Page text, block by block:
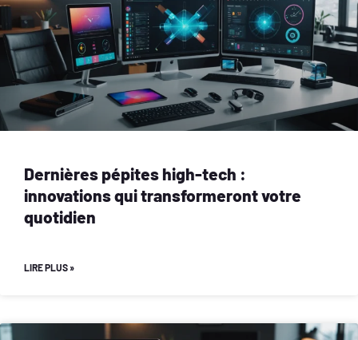
Dernières pépites high-tech :
innovations qui transformeront votre
quotidien
LIRE PLUS »